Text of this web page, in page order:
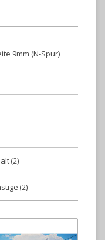
9mm (N-Spur)
(2)
(2)